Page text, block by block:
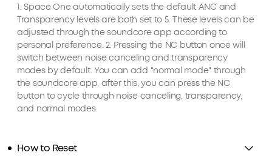
1. Space One automatically sets the default ANC and
Transparency levels are both set to 5. These levels can be
adjusted through the soundcore app according to
personal preference. 2. Pressing the NC button once will
switch between noise canceling and transparency
modes by default. You can add "normal mode" through
the soundcore app, after this, you can press the NC
button to cycle through noise canceling, transparency,
and normal modes.
How to Reset